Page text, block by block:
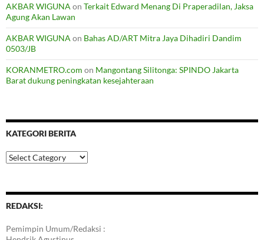
AKBAR WIGUNA on Terkait Edward Menang Di Praperadilan, Jaksa
Agung Akan Lawan
AKBAR WIGUNA on Bahas AD/ART Mitra Jaya Dihadiri Dandim
0503/JB
KORANMETRO.com on Mangontang Silitonga: SPINDO Jakarta
Barat dukung peningkatan kesejahteraan
KATEGORI BERITA
Kategori
Berita
REDAKSI:
Pemimpin Umum/Redaksi :